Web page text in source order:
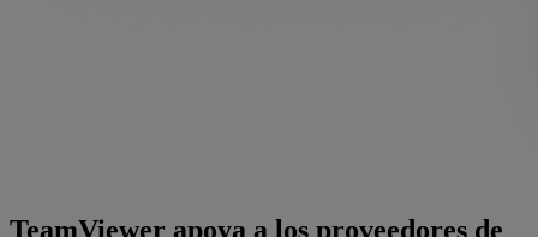
TeamViewer apoya a los proveedores de